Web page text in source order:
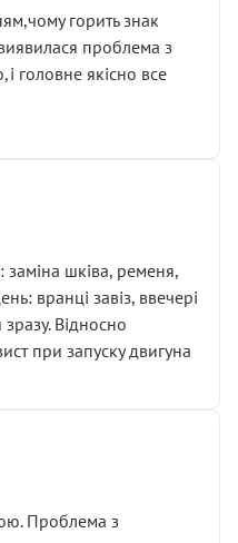
горить знак
проблема з
головне якісно все
шківа, ременя,
вранці завіз, ввечері
Відносно
при запуску двигуна
Проблема з